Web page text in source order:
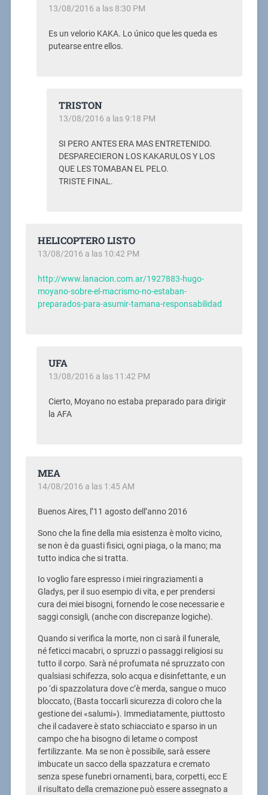
13/08/2016 a las 8:30 PM
Es un velorio KAKA. Lo único que les queda es
putearse entre ellos.
TRISTON
13/08/2016 a las 9:18 PM
SI PERO ANTES ERA MAS ENTRETENIDO.
DESPARECIERON LOS KAKARULOS Y LOS
QUE LES TOMABAN EL PELO.
TRISTE FINAL.
HELICOPTERO LISTO
13/08/2016 a las 10:42 PM
http://www.lanacion.com.ar/1927883-hugo-
moyano-sobre-el-macrismo-no-estaban-
preparados-para-asumir-tamana-responsabilidad
UFA
13/08/2016 a las 11:42 PM
Cierto, Moyano no estaba preparado para dirigir
la AFA
MEA
14/08/2016 a las 1:45 AM
Buenos Aires, l’11 agosto dell’anno 2016
Sono che la fine della mia esistenza è molto vicino,
se non è da guasti fisici, ogni piaga, o la mano; ma
tutto indica che si tratta.
Io voglio fare espresso i miei ringraziamenti a
Gladys, per il suo esempio di vita, e per prendersi
cura dei miei bisogni, fornendo le cose necessarie e
saggi consigli, (anche con discrepanze logiche).
Quando si verifica la morte, non ci sarà il funerale,
né feticci macabri, o spruzzi o passaggi religiosi su
tutto il corpo. Sarà né profumata né spruzzato con
qualsiasi schifezza, solo acqua e disinfettante, e un
po ‘di spazzolatura dove c’è merda, sangue o muco
bloccato, (Basta toccarli sicurezza di coloro che la
gestione dei «salumi»). Immediatamente, piuttosto
che il cadavere è stato schiacciato e sparso in un
campo che ha bisogno di letame o compost
fertilizzante. Ma se non è possibile, sarà essere
imbucate un sacco della spazzatura e cremato
senza spese funebri ornamenti, bara, corpetti, ecc E
il risultato della cremazione può essere assegnato a